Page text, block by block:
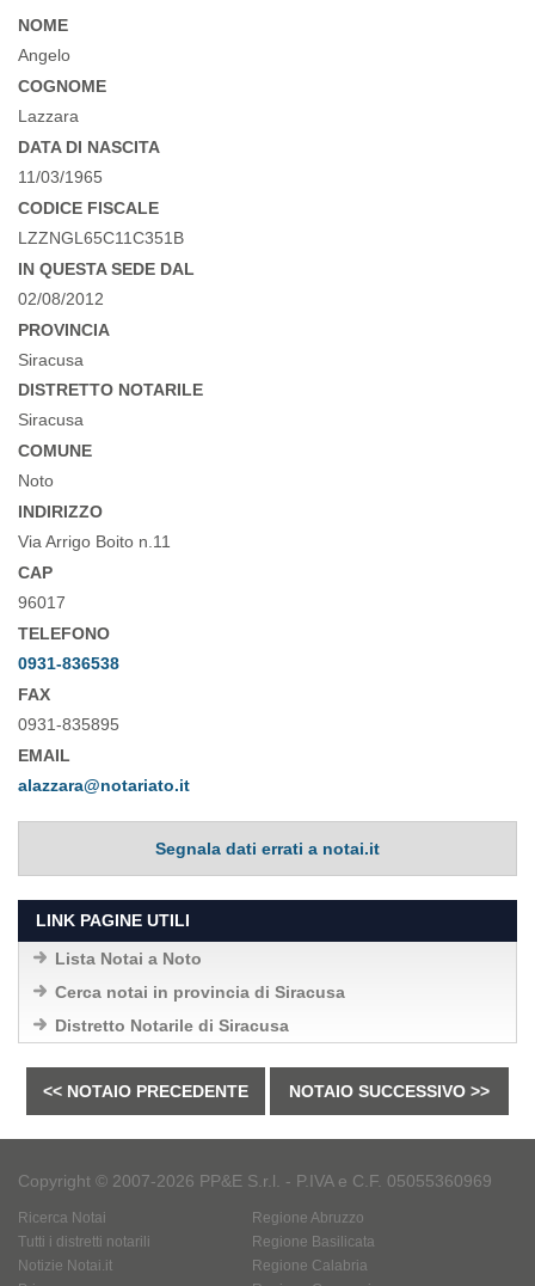
NOME
Angelo
COGNOME
Lazzara
DATA DI NASCITA
11/03/1965
CODICE FISCALE
LZZNGL65C11C351B
IN QUESTA SEDE DAL
02/08/2012
PROVINCIA
Siracusa
DISTRETTO NOTARILE
Siracusa
COMUNE
Noto
INDIRIZZO
Via Arrigo Boito n.11
CAP
96017
TELEFONO
0931-836538
FAX
0931-835895
EMAIL
alazzara@notariato.it
Segnala dati errati a notai.it
LINK PAGINE UTILI
Lista Notai a Noto
Cerca notai in provincia di Siracusa
Distretto Notarile di Siracusa
<< NOTAIO PRECEDENTE NOTAIO SUCCESSIVO >>
Copyright © 2007-2026 PP&E S.r.l. - P.IVA e C.F. 05055360969
Ricerca Notai
Tutti i distretti notarili
Notizie Notai.it
Regione Abruzzo
Regione Basilicata
Regione Calabria